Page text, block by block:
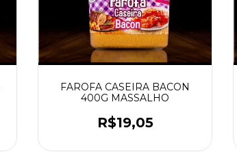
FAROFA CASEIRA BACON
400G MASSALHO
R$19,05